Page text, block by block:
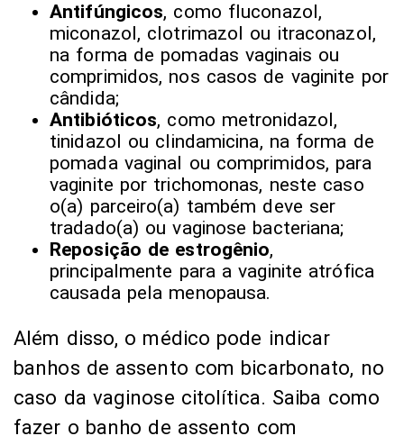
Antifúngicos, como fluconazol,
miconazol, clotrimazol ou itraconazol,
na forma de pomadas vaginais ou
comprimidos, nos casos de vaginite por
cândida;
Antibióticos, como metronidazol,
tinidazol ou clindamicina, na forma de
pomada vaginal ou comprimidos, para
vaginite por trichomonas, neste caso
o(a) parceiro(a) também deve ser
tradado(a) ou vaginose bacteriana;
Reposição de estrogênio,
principalmente para a vaginite atrófica
causada pela menopausa.
Além disso, o médico pode indicar
banhos de assento com bicarbonato, no
caso da vaginose citolítica. Saiba como
fazer o banho de assento com